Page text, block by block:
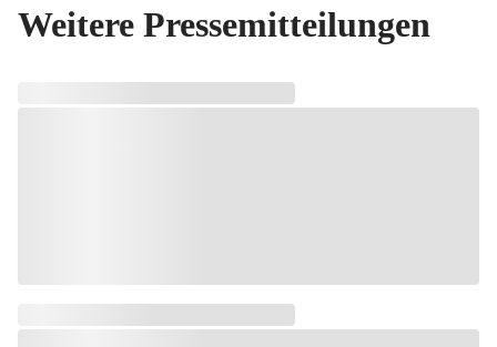
Weitere Pressemitteilungen